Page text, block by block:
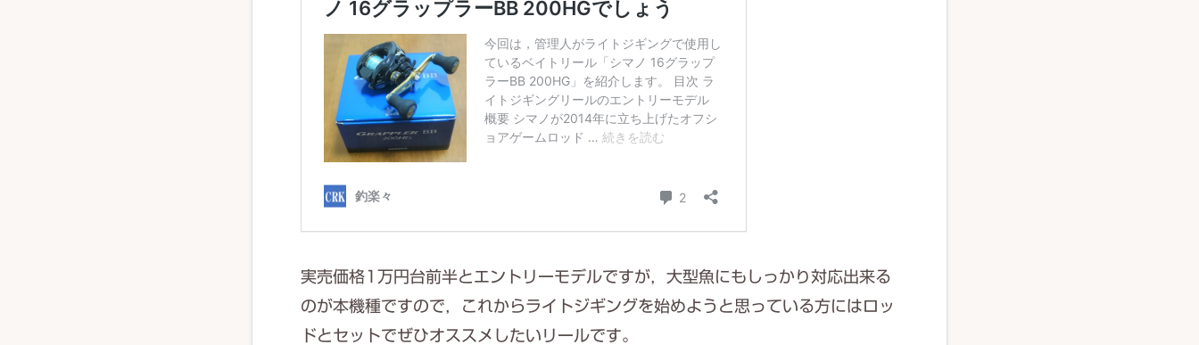
実売価格1万円台前半とエントリーモデルですが，大型魚にもしっかり対応出来る
のが本機種ですので，これからライトジギングを始めようと思っている方にはロッ
ドとセットでぜひオススメしたいリールです。